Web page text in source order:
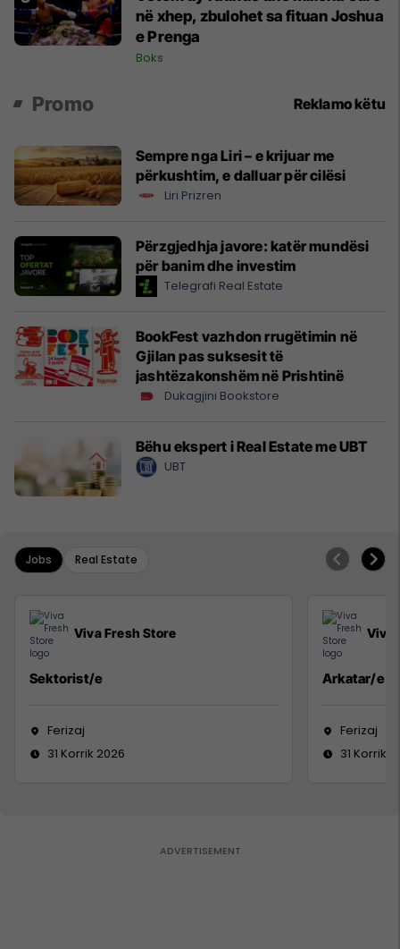
në xhep, zbulohet sa fituan Joshua
e Prenga
Boks
Promo Reklamo këtu
Sempre nga Liri – e krijuar me
përkushtim, e dalluar për cilësi
Liri Prizren
Përzgjedhja javore: katër mundësi
për banim dhe investim
Telegrafi Real Estate
BookFest vazhdon rrugëtimin në
Gjilan pas suksesit të
jashtëzakonshëm në Prishtinë
Dukagjini Bookstore
Bëhu ekspert i Real Estate me UBT
UBT
Jobs Real Estate
Viva Fresh Store
Sektorist/e
Ferizaj
31 Korrik 2026
Viva
Arkatar/e
Ferizaj
31 Korrik